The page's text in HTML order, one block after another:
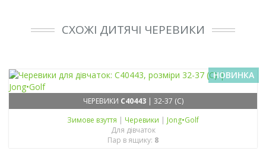
СХОЖІ ДИТЯЧІ ЧЕРЕВИКИ
НОВИНКА
ЧЕРЕВИКИ C40443| 32-37 (C)
Зимове взуття | Черевики | Jong•Golf
Для дівчаток
Пар в ящику: 8